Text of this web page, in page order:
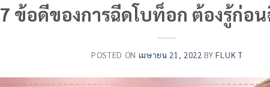
7 ข้อดีของการฉีดโบท็อก ต้องรู้ก่อ
POSTED ON เมษายน 21, 2022 BYFLUK T